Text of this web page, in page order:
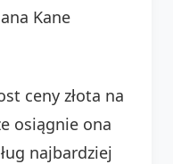
Kane
ceny złota na
osiągnie ona
najbardziej